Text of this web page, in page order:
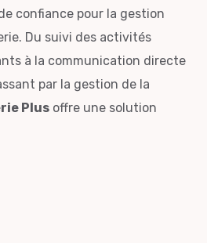
confiance pour la gestion
Du suivi des activités
à la communication directe
par la gestion de la
Plus offre une solution